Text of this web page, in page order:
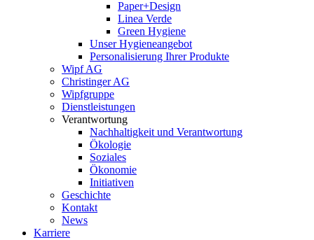
Paper+Design
Linea Verde
Green Hygiene
Unser Hygieneangebot
Personalisierung Ihrer Produkte
Wipf AG
Christinger AG
Wipfgruppe
Dienstleistungen
Verantwortung
Nachhaltigkeit und Verantwortung
Ökologie
Soziales
Ökonomie
Initiativen
Geschichte
Kontakt
News
Karriere